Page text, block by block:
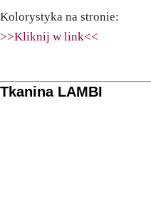
Kolorystyka na stronie:
>>Kliknij w link<<
Tkanina LAMBI